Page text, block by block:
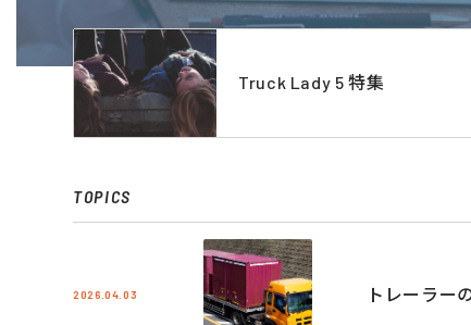
Truck Lady 5 特集
TOPICS
2026.04.03 トレーラー